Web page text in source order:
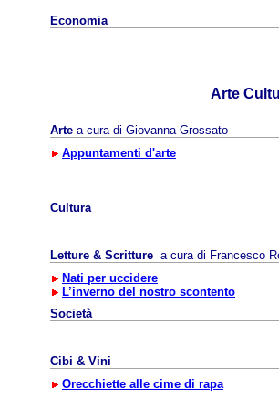
Economia
Arte
Arte a cura di Giovanna Grossato
Appuntamenti d'arte
Cultura
Letture & Scritture a cura di Francesco
Nati per uccidere
L’inverno del nostro scontento
Società
Cibi & Vini
Orecchiette alle cime di rapa